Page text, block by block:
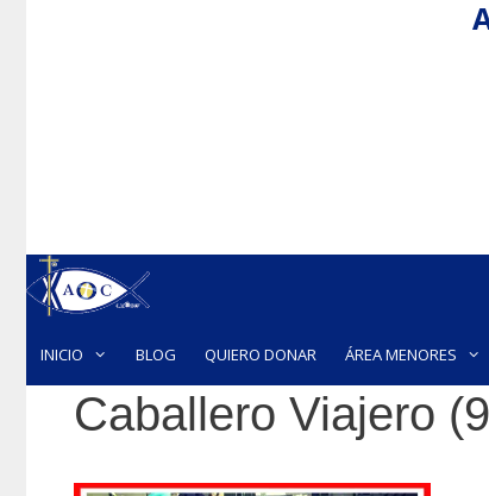
INICIO BLOG QUIERO DONAR ÁREA MENORES
Caballero Viajero